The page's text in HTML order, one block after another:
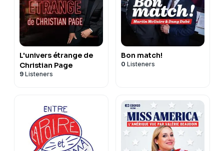
L'univers étrange de
Christian Page
9 Listeners
Bon match!
0 Listeners